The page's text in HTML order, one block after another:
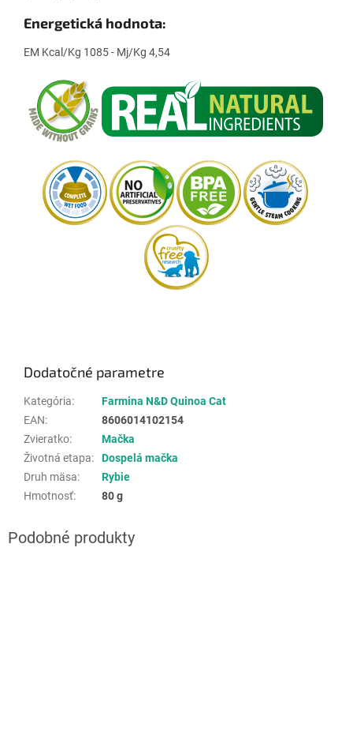
Energetická hodnota:
EM Kcal/Kg 1085 - Mj/Kg 4,54
Dodatočné parametre
Kategória:
Farmina N&D Quinoa Cat
EAN:
8606014102154
Zvieratko:
Mačka
Životná etapa:
Dospelá mačka
Druh mäsa:
Rybie
Hmotnosť: 80 g